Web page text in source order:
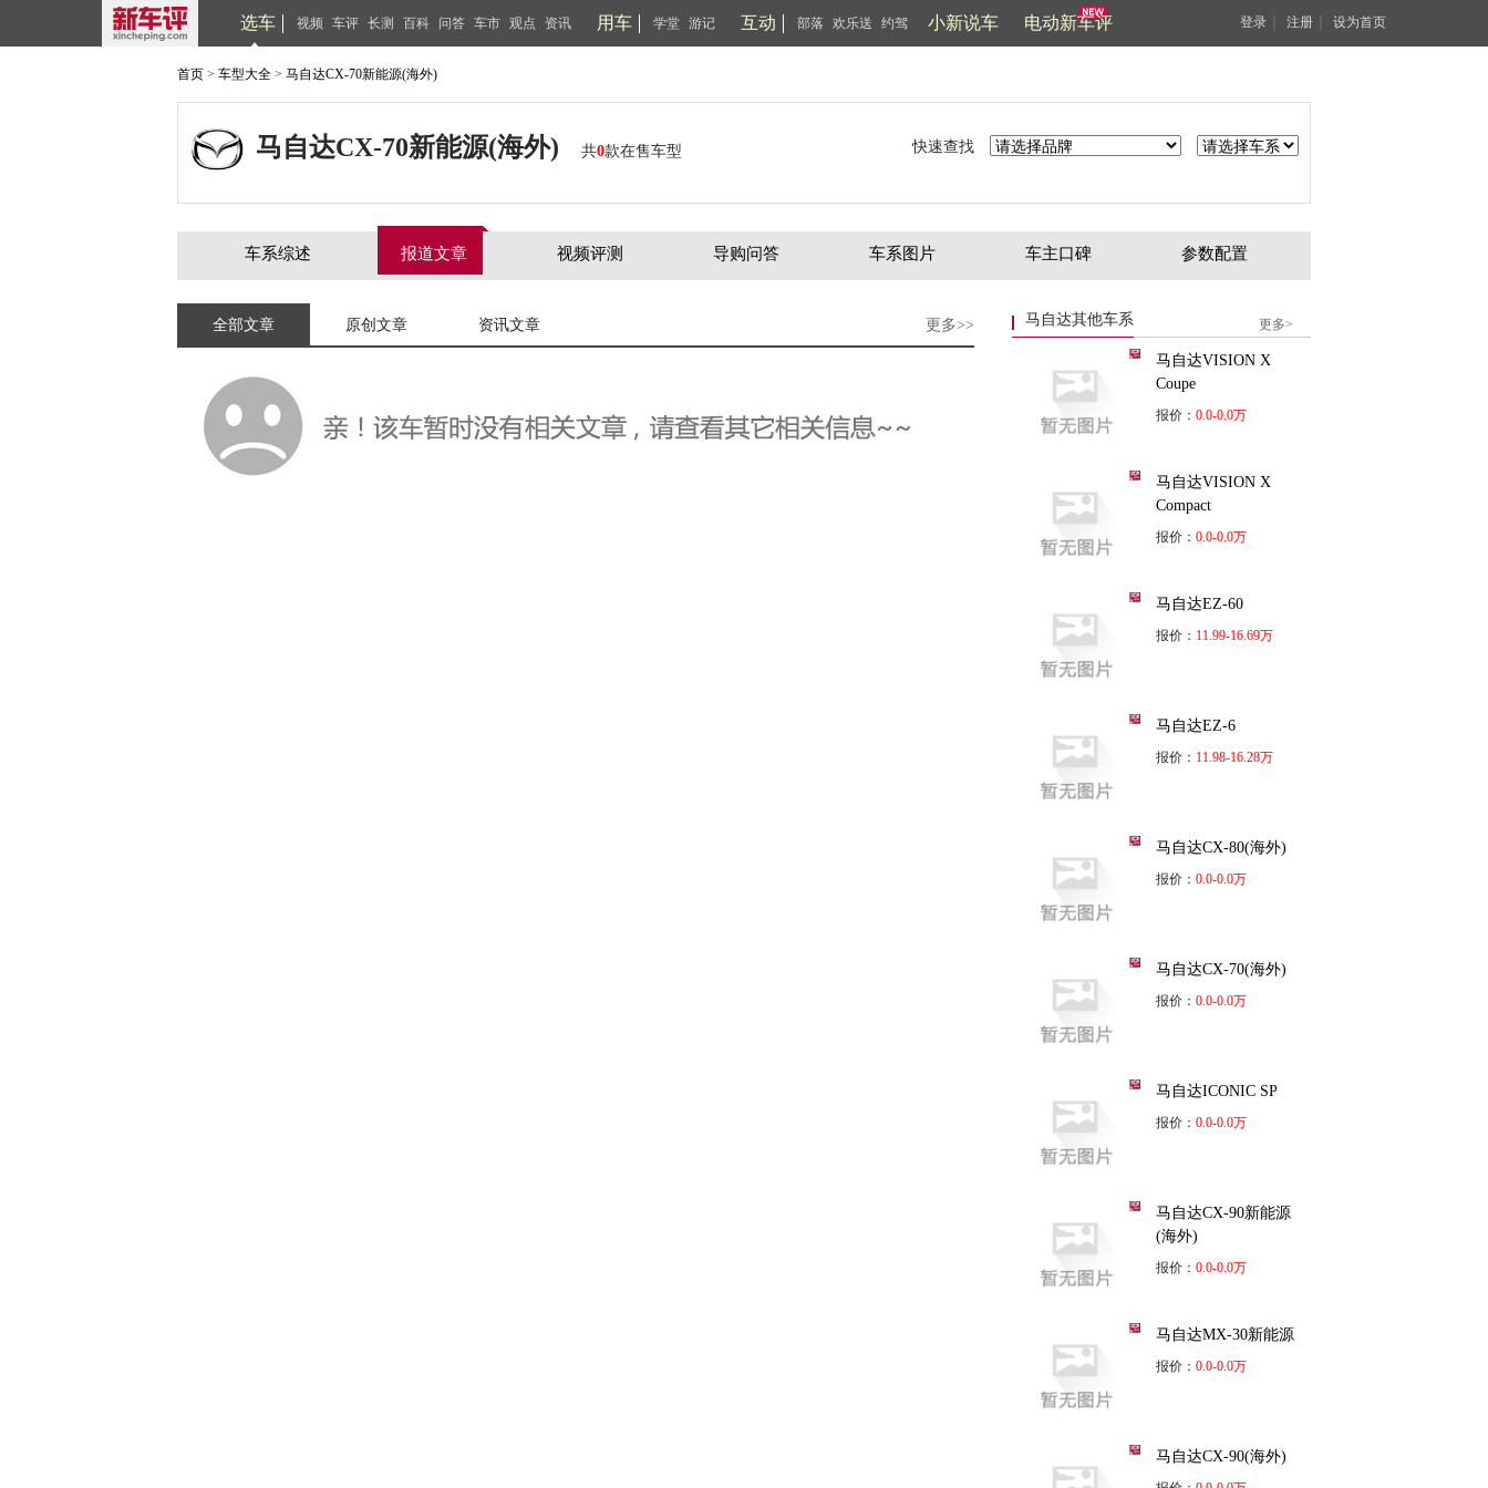
选车 视频 车评 长测 百科 问答 车市 观点 资讯 用车 学堂 游记 互动 部落 欢乐送 约驾 小新说车 电动新车评 登录 注册 设为首页
首页 > 车型大全 > 马自达CX-70新能源(海外)
马自达CX-70新能源(海外) 共0款在售车型 快速查找
车系综述 报道文章 视频评测 导购问答 车系图片 车主口碑 参数配置
更多>>
全部文章 原创文章 资讯文章 马自达其他车系 更多>
马自达VISION X
Coupe
报价： 0.0-0.0万
马自达VISION X
Compact
报价： 0.0-0.0万
马自达EZ-60
报价： 11.99-16.69万
马自达EZ-6
报价： 11.98-16.28万
马自达CX-80(海外)
报价： 0.0-0.0万
马自达CX-70(海外)
报价： 0.0-0.0万
马自达ICONIC SP
报价： 0.0-0.0万
马自达CX-90新能源
(海外)
报价： 0.0-0.0万
马自达MX-30新能源
报价： 0.0-0.0万
马自达CX-90(海外)